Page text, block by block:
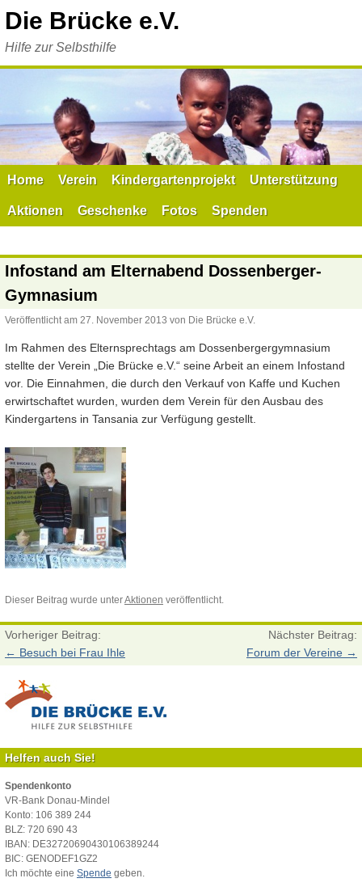
Inhalt
Die Brücke e.V.
Hilfe zur Selbsthilfe
Home Verein Kindergartenprojekt Unterstützung
Aktionen Geschenke Fotos Spenden
Infostand am Elternabend Dossenberger-
Gymnasium
Veröffentlicht am 27. November 2013 von Die Brücke e.V.
Im Rahmen des Elternsprechtags am Dossenbergergymnasium
stellte der Verein „Die Brücke e.V.“ seine Arbeit an einem Infostand
vor. Die Einnahmen, die durch den Verkauf von Kaffe und Kuchen
erwirtschaftet wurden, wurden dem Verein für den Ausbau des
Kindergartens in Tansania zur Verfügung gestellt.
Dieser Beitrag wurde unterAktionen veröffentlicht.
Vorheriger Beitrag:
← Besuch bei Frau Ihle
Nächster Beitrag:
Forum der Vereine →
Helfen auch Sie!
Spendenkonto
VR-Bank Donau-Mindel
Konto: 106 389 244
BLZ: 720 690 43
IBAN: DE32720690430106389244
BIC: GENODEF1GZ2
Ich möchte eine Spende geben.